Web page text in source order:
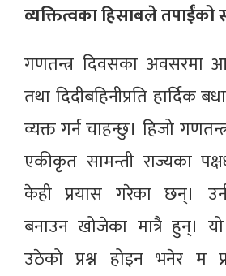
व्यक्तित्वका हिसाबले
गणतन्त्र दिवसका अवसरमा
तथा दिदीबहिनीप्रति हार्दिक
व्यक्त गर्न चाहन्छु। हिजो
एकीकृत सामन्ती राज्यका
केही प्रयास गरेका छन्।
बनाउन खोजेका मात्रै हुन्।
उठेको प्रश्न होइन भनेर म